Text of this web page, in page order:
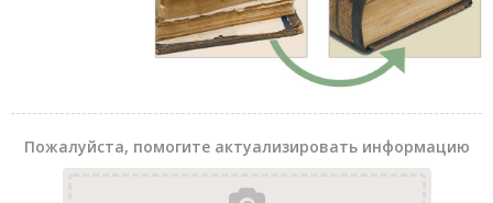
Пожалуйста, помогите актуализировать информацию